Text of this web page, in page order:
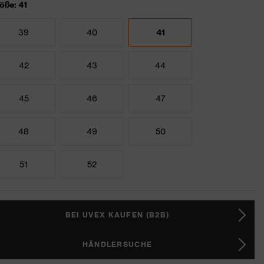
41
39 40 41
42 43 44
45 46 47
48 49 50
51 52
BEI UVEX KAUFEN (B2B)
HÄNDLERSUCHE